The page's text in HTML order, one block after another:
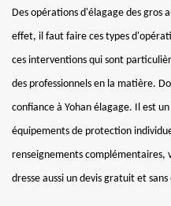
Des opérations d'élagage des gros
effet, il faut faire ces types
ces interventions qui sont
des professionnels en la matière.
confiance à Yohan élagage. Il est
équipements de protection
renseignements complémentaires,
dresse aussi un devis gratuit et